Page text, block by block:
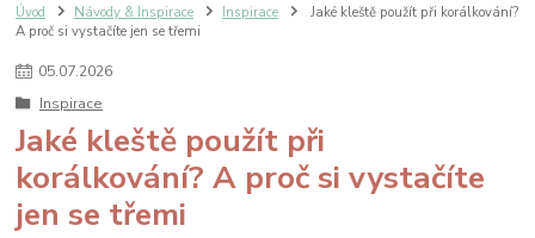
Úvod Návody & Inspirace Inspirace
Jaké kleště použít při korálkování?
A proč si vystačíte jen se třemi
05.07.2026
Inspirace
Jaké kleště použít při
korálkování? A proč si vystačíte
jen se třemi